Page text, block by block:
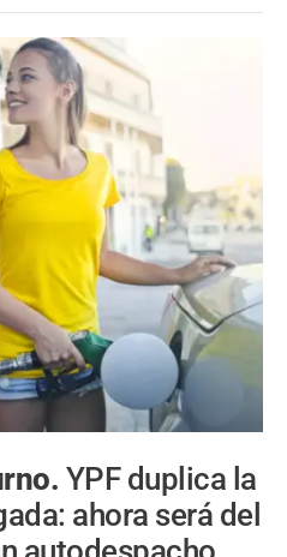
YPF duplica la
ahora será del